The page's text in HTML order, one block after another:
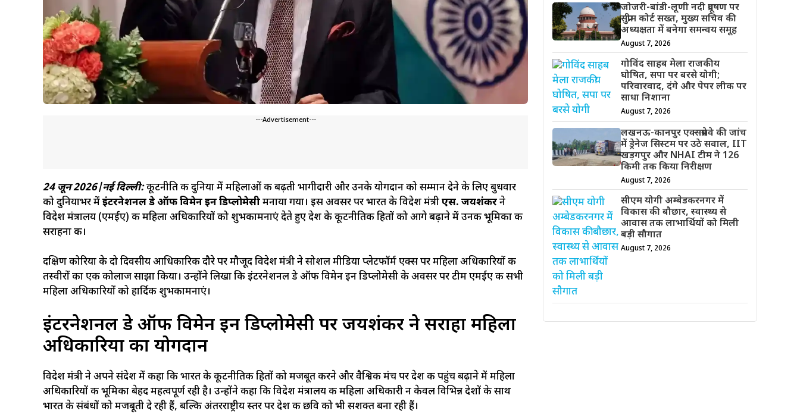
---Advertisement---
24 जून 2026|नई दिल्ली:कूटनीति की दुनिया में महिलाओं की बढ़ती भागीदारी और उनके योगदान को सम्मान देने के लिए बुधवार
को दुनियाभर मेंइंटरनेशनल डे ऑफ विमेन इन डिप्लोमेसीमनाया गया। इस अवसर पर भारत के विदेश मंत्रीएस. जयशंकरने
विदेश मंत्रालय (एमईए) की महिला अधिकारियों को शुभकामनाएं देते हुए देश के कूटनीतिक हितों को आगे बढ़ाने में उनकी भूमिका की
सराहना की।
दक्षिण कोरिया के दो दिवसीय आधिकारिक दौरे पर मौजूद विदेश मंत्री ने सोशल मीडिया प्लेटफॉर्म एक्स पर महिला अधिकारियों की
तस्वीरों का एक कोलाज साझा किया। उन्होंने लिखा कि इंटरनेशनल डे ऑफ विमेन इन डिप्लोमेसी के अवसर पर टीम एमईए की सभी
महिला अधिकारियों को हार्दिक शुभकामनाएं।
इंटरनेशनल डे ऑफ विमेन इन डिप्लोमेसी पर जयशंकर ने सराहा महिला
अधिकारियों का योगदान
विदेश मंत्री ने अपने संदेश में कहा कि भारत के कूटनीतिक हितों को मजबूत करने और वैश्विक मंच पर देश की पहुंच बढ़ाने में महिला
अधिकारियों की भूमिका बेहद महत्वपूर्ण रही है। उन्होंने कहा कि विदेश मंत्रालय की महिला अधिकारी न केवल विभिन्न देशों के साथ
भारत के संबंधों को मजबूती दे रही हैं, बल्कि अंतरराष्ट्रीय स्तर पर देश की छवि को भी सशक्त बना रही हैं।
जोजरी-बांडी-लूणी नदी प्रदूषण पर
सुप्रीम कोर्ट सख्त, मुख्य सचिव की
अध्यक्षता में बनेगा समन्वय समूह
August 7, 2026
गोविंद साहब मेला राजकीय
घोषित, सपा पर बरसे योगी;
परिवारवाद, दंगे और पेपर लीक पर
साधा निशाना
August 7, 2026
लखनऊ-कानपुर एक्सप्रेसवे की जांच
में ड्रेनेज सिस्टम पर उठे सवाल, IIT
खड़गपुर और NHAI टीम ने 126
किमी तक किया निरीक्षण
August 7, 2026
सीएम योगी अम्बेडकरनगर में
विकास की बौछार, स्वास्थ्य से
आवास तक लाभार्थियों को मिली
बड़ी सौगात
August 7, 2026